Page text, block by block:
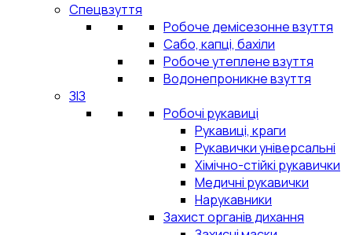
Спецвзуття
Робоче демісезонне взуття
Сабо, капці, бахіли
Робоче утеплене взуття
Водонепроникне взуття
ЗІЗ
Робочі рукавиці
Рукавиці, краги
Рукавички універсальні
Хімічно-стійкі рукавички
Медичні рукавички
Нарукавники
Захист органів дихання